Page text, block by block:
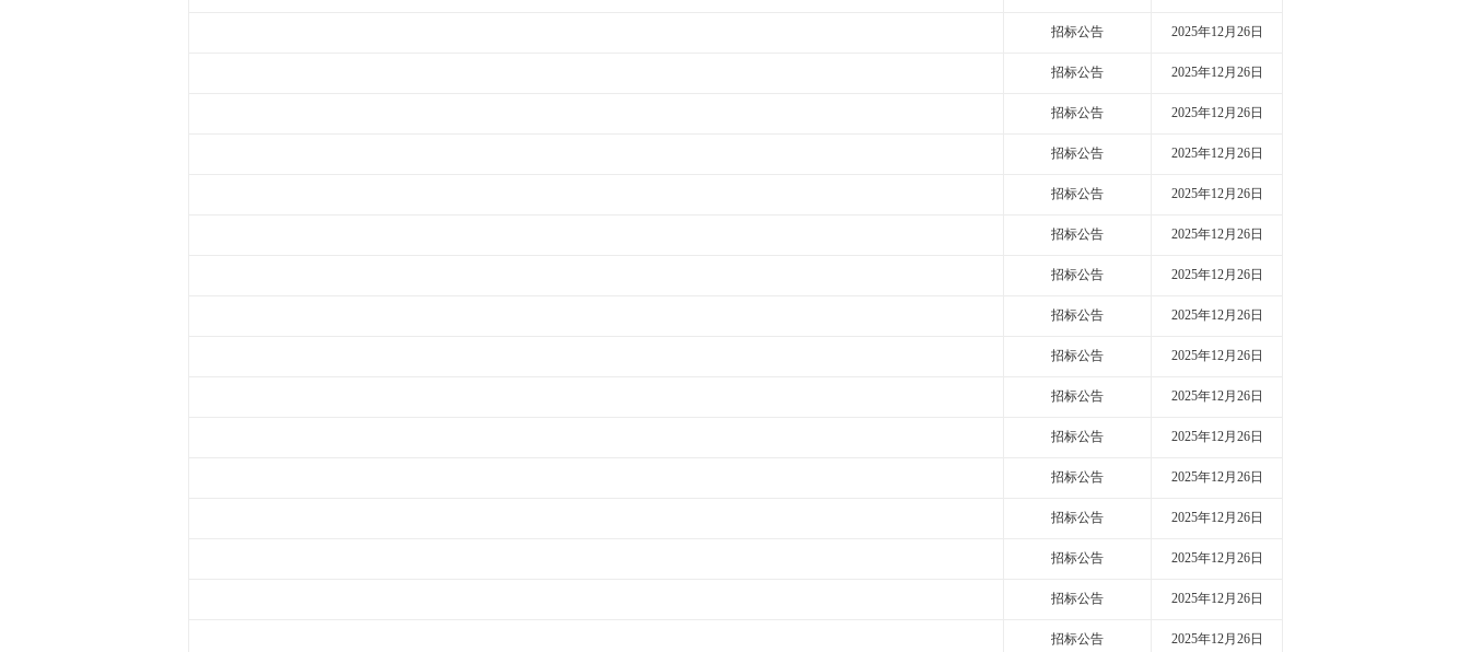
招标公告 2025年12月26日
招标公告 2025年12月26日
招标公告 2025年12月26日
招标公告 2025年12月26日
招标公告 2025年12月26日
招标公告 2025年12月26日
招标公告 2025年12月26日
招标公告 2025年12月26日
招标公告 2025年12月26日
招标公告 2025年12月26日
招标公告 2025年12月26日
招标公告 2025年12月26日
招标公告 2025年12月26日
招标公告 2025年12月26日
招标公告 2025年12月26日
招标公告 2025年12月26日